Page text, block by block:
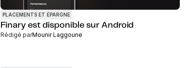
PLACEMENTS ET ÉPARGNE
Finary est disponible sur Android
Rédigé parMounir Laggoune